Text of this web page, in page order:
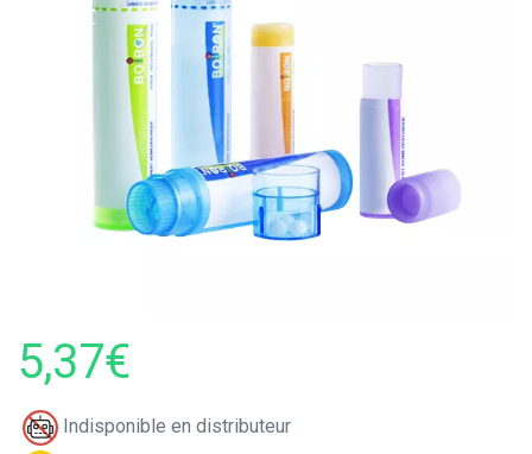
5,37€
Indisponible en distributeur